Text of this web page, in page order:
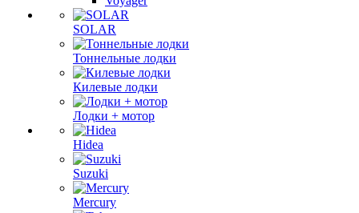
SOLAR
Тоннельные лодки
Килевые лодки
Лодки + мотор
Hidea
Suzuki
Mercury